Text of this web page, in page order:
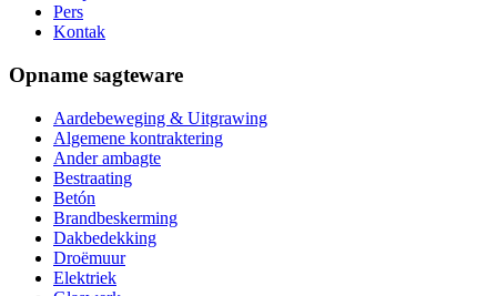
Pers
Kontak
Opname sagteware
Aardebeweging & Uitgrawing
Algemene kontraktering
Ander ambagte
Bestraating
Betón
Brandbeskerming
Dakbedekking
Droëmuur
Elektriek